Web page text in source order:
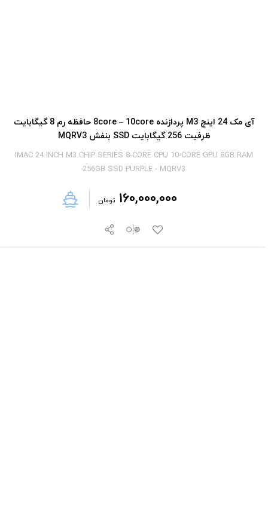
آی‎ مک 24 اینچ M3 پردازنده 8core – 10core حافظه رم 8 گیگابایت
ظرفیت 256 گیگابایت SSD بنفش MQRV3
IMAC 24 INCH M3 CHIP SERIES 8-CORE CPU 10-CORE GPU 8GB RAM
256GB SSD PURPLE - MQRV3
160,000,000 تومان